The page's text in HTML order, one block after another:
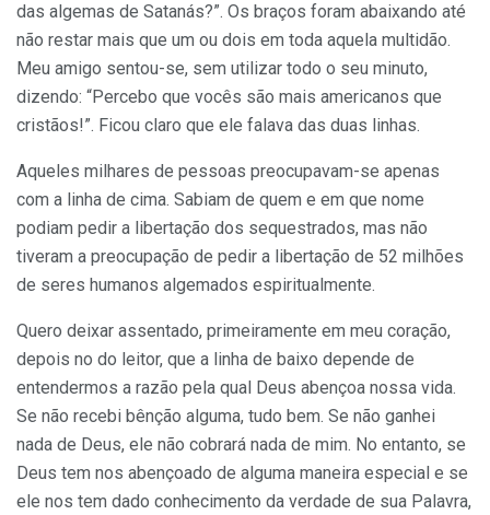
das algemas de Satanás?”. Os braços foram abaixando até
não restar mais que um ou dois em toda aquela multidão.
Meu amigo sentou-se, sem utilizar todo o seu minuto,
dizendo: “Percebo que vocês são mais americanos que
cristãos!”. Ficou claro que ele falava das duas linhas.
Aqueles milhares de pessoas preocupavam-se apenas
com a linha de cima. Sabiam de quem e em que nome
podiam pedir a libertação dos sequestrados, mas não
tiveram a preocupação de pedir a libertação de 52 milhões
de seres humanos algemados espiritualmente.
Quero deixar assentado, primeiramente em meu coração,
depois no do leitor, que a linha de baixo depende de
entendermos a razão pela qual Deus abençoa nossa vida.
Se não recebi bênção alguma, tudo bem. Se não ganhei
nada de Deus, ele não cobrará nada de mim. No entanto, se
Deus tem nos abençoado de alguma maneira especial e se
ele nos tem dado conhecimento da verdade de sua Palavra,